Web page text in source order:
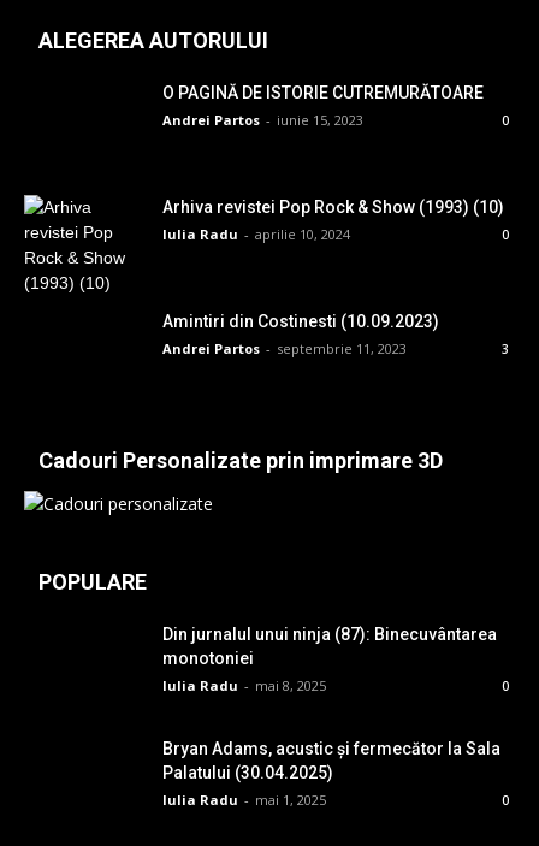
ALEGEREA AUTORULUI
O PAGINĂ DE ISTORIE CUTREMURĂTOARE
Andrei Partos - iunie 15, 2023 0
Arhiva revistei Pop Rock & Show (1993) (10)
Iulia Radu - aprilie 10, 2024 0
Amintiri din Costinesti (10.09.2023)
Andrei Partos - septembrie 11, 2023 3
Cadouri Personalizate prin imprimare 3D
POPULARE
Din jurnalul unui ninja (87): Binecuvântarea
monotoniei
Iulia Radu - mai 8, 2025 0
Bryan Adams, acustic și fermecător la Sala
Palatului (30.04.2025)
Iulia Radu - mai 1, 2025 0